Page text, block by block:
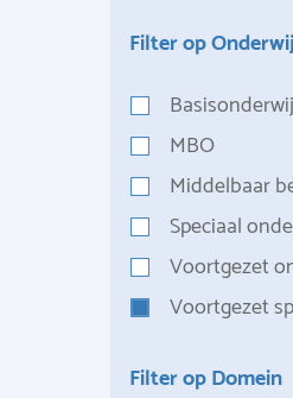
Filter op
MBO
Middelbaar
Speciaal
Voortgezet
Voortgezet
Filter op Domein